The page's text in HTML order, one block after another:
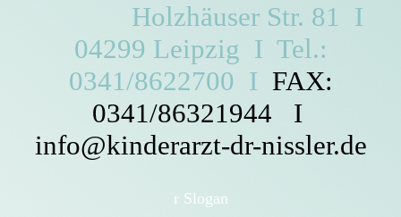
Holzhäuser Str. 81 I
04299 Leipzig I Tel.:
0341/8622700 I FAX:
0341/86321944 I
info@kinderarzt-dr-nissler.de
r Slogan